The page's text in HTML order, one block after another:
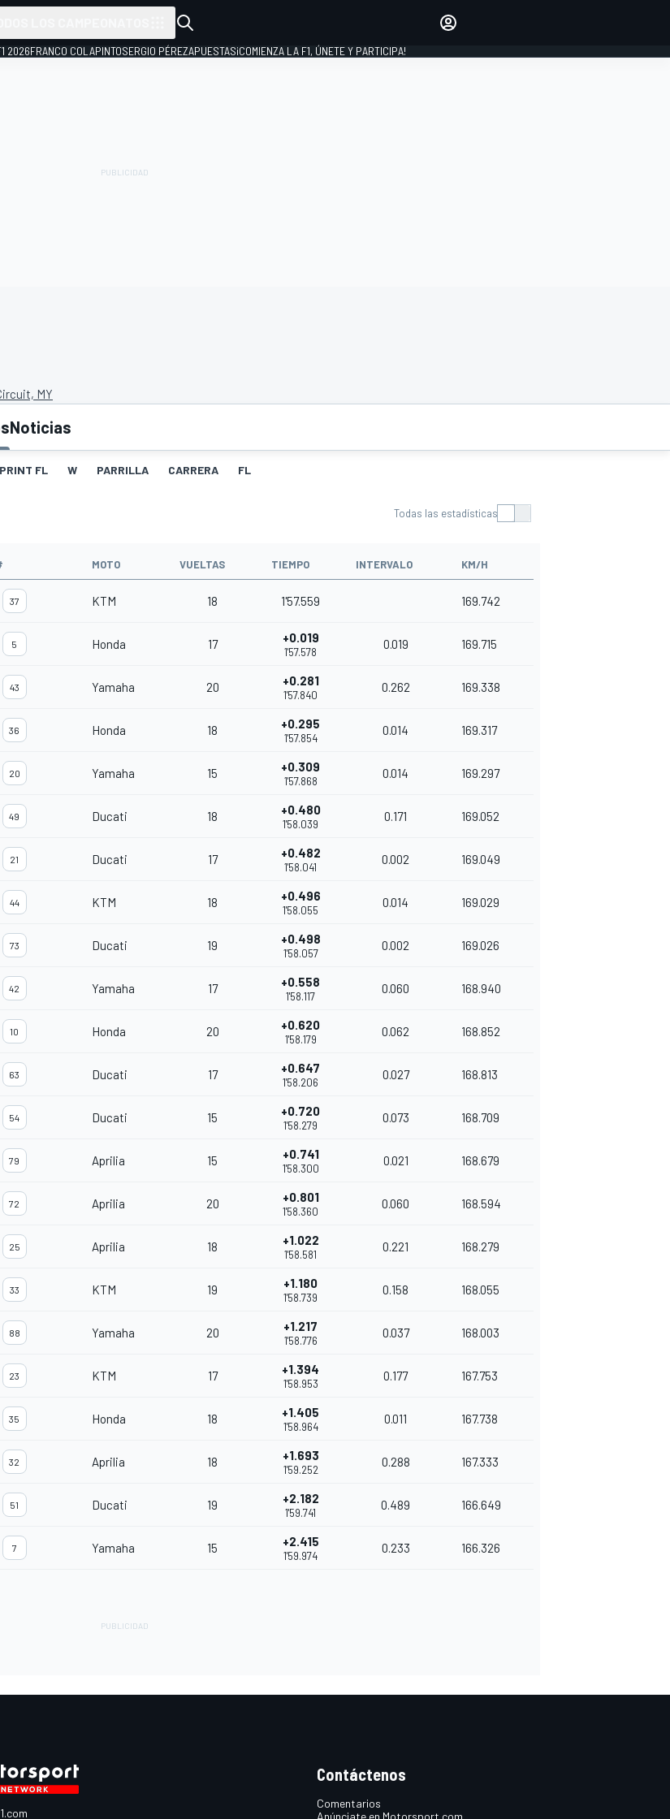
INICIAR SESIÓN
2026FRANCO COLAPINTOSERGIO PÉREZAPUESTAS¡COMIENZA LA F1, ÚNETE Y PARTICIPA!
MY
Noticias
FL W PARRILLA CARRERA FL
Todas las estadísticas
MOTO VUELTAS TIEMPO INTERVALO KM/H
37 KTM 18 1'57.559 169.742
5 Honda 17 +0.019
1'57.578
0.019 169.715
43 Yamaha 20 +0.281
1'57.840
0.262 169.338
36 Honda 18 +0.295
1'57.854
0.014 169.317
20 Yamaha 15 +0.309
1'57.868
0.014 169.297
49 Ducati 18 +0.480
1'58.039
0.171 169.052
21 Ducati 17 +0.482
1'58.041
0.002 169.049
44 KTM 18 +0.496
1'58.055
0.014 169.029
73 Ducati 19 +0.498
1'58.057
0.002 169.026
42 Yamaha 17 +0.558
1'58.117
0.060 168.940
10 Honda 20 +0.620
1'58.179
0.062 168.852
63 Ducati 17 +0.647
1'58.206
0.027 168.813
54 Ducati 15 +0.720
1'58.279
0.073 168.709
79 Aprilia 15 +0.741
1'58.300
0.021 168.679
72 Aprilia 20 +0.801
1'58.360
0.060 168.594
25 Aprilia 18 +1.022
1'58.581
0.221 168.279
33 KTM 19 +1.180
1'58.739
0.158 168.055
88 Yamaha 20 +1.217
1'58.776
0.037 168.003
23 KTM 17 +1.394
1'58.953
0.177 167.753
35 Honda 18 +1.405
1'58.964
0.011 167.738
32 Aprilia 18 +1.693
1'59.252
0.288 167.333
51 Ducati 19 +2.182
1'59.741
0.489 166.649
7 Yamaha 15 +2.415
1'59.974
0.233 166.326
Contáctenos
Comentarios
Anúnciate en Motorsport.com